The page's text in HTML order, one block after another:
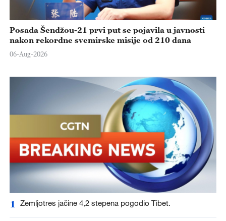
Posada Šendžou-21 prvi put se pojavila u javnosti
nakon rekordne svemirske misije od 210 dana
06-Aug-2026
1 Zemljotres jačine 4,2 stepena pogodio Tibet.